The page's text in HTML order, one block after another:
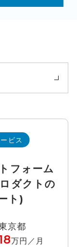
ビス
フォーム
ダクトの
ト)
京都
万円／月